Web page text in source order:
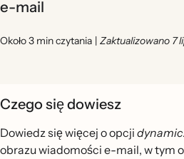
e-mail
Około 3 min czytania | Zaktualizowano 7
Czego się dowiesz
Dowiedz się więcej o opcji
obrazu wiadomości e-mail, w tym